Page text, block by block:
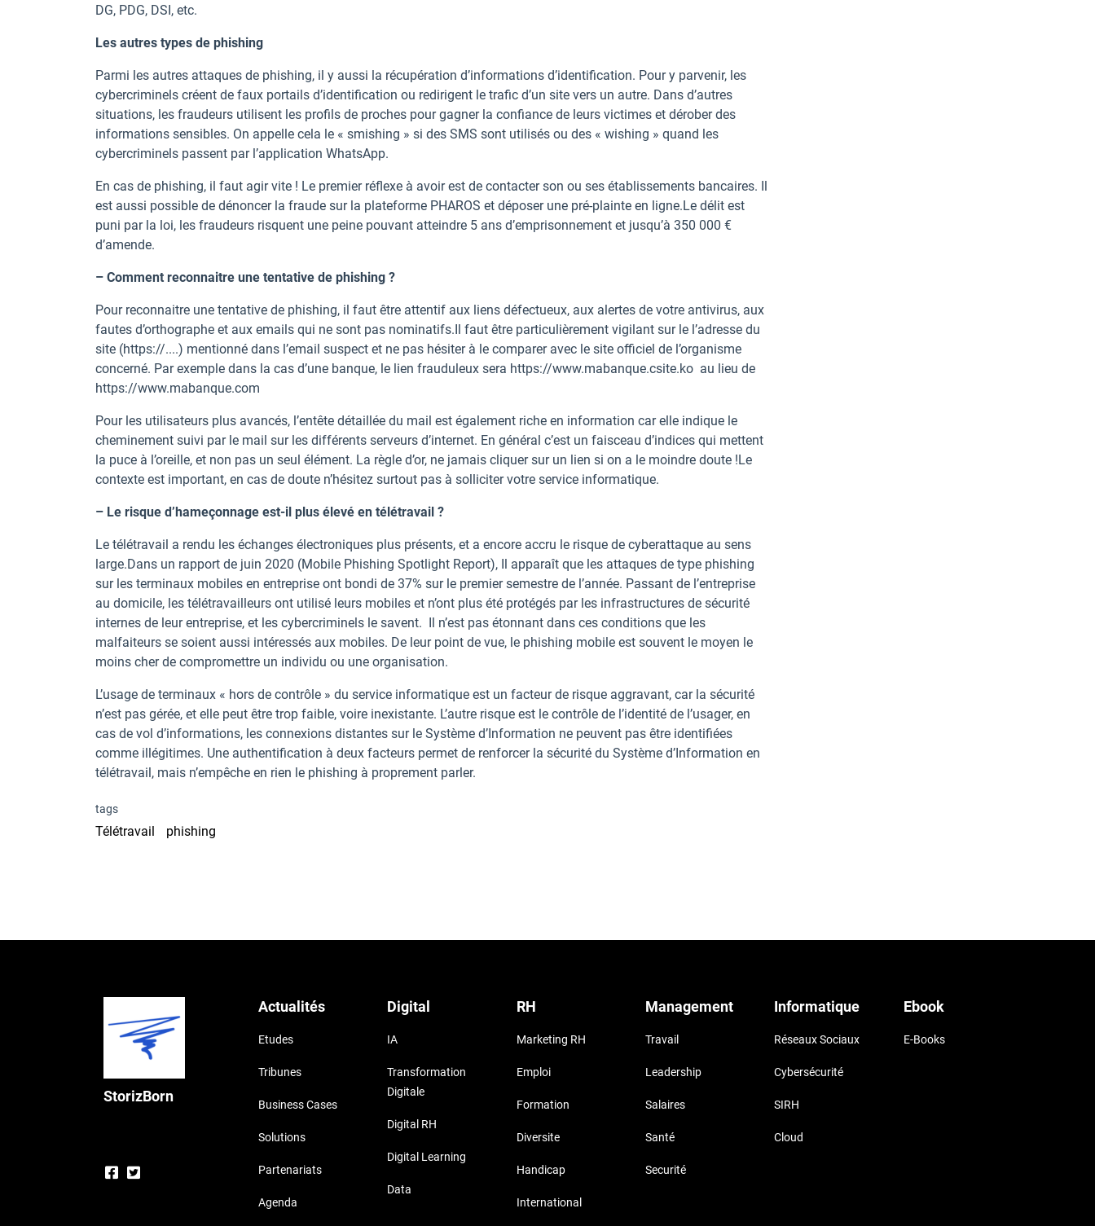
DG, PDG, DSI, etc.
Les autres types de phishing
Parmi les autres attaques de phishing, il y aussi la récupération d’informations d’identification. Pour y parvenir, les
cybercriminels créent de faux portails d’identification ou redirigent le trafic d’un site vers un autre. Dans d’autres
situations, les fraudeurs utilisent les profils de proches pour gagner la confiance de leurs victimes et dérober des
informations sensibles. On appelle cela le « smishing » si des SMS sont utilisés ou des « wishing » quand les
cybercriminels passent par l’application WhatsApp.
En cas de phishing, il faut agir vite ! Le premier réflexe à avoir est de contacter son ou ses établissements bancaires. Il
est aussi possible de dénoncer la fraude sur la plateforme PHAROS et déposer une pré-plainte en ligne.Le délit est
puni par la loi, les fraudeurs risquent une peine pouvant atteindre 5 ans d’emprisonnement et jusqu’à 350 000 €
d’amende.
– Comment reconnaitre une tentative de phishing ?
Pour reconnaitre une tentative de phishing, il faut être attentif aux liens défectueux, aux alertes de votre antivirus, aux
fautes d’orthographe et aux emails qui ne sont pas nominatifs.Il faut être particulièrement vigilant sur le l’adresse du
site (https://....) mentionné dans l’email suspect et ne pas hésiter à le comparer avec le site officiel de l’organisme
concerné. Par exemple dans la cas d’une banque, le lien frauduleux sera https://www.mabanque.csite.ko au lieu de
https://www.mabanque.com
Pour les utilisateurs plus avancés, l’entête détaillée du mail est également riche en information car elle indique le
cheminement suivi par le mail sur les différents serveurs d’internet. En général c’est un faisceau d’indices qui mettent
la puce à l’oreille, et non pas un seul élément. La règle d’or, ne jamais cliquer sur un lien si on a le moindre doute !Le
contexte est important, en cas de doute n’hésitez surtout pas à solliciter votre service informatique.
– Le risque d’hameçonnage est-il plus élevé en télétravail ?
Le télétravail a rendu les échanges électroniques plus présents, et a encore accru le risque de cyberattaque au sens
large.Dans un rapport de juin 2020 (Mobile Phishing Spotlight Report), Il apparaît que les attaques de type phishing
sur les terminaux mobiles en entreprise ont bondi de 37% sur le premier semestre de l’année. Passant de l’entreprise
au domicile, les télétravailleurs ont utilisé leurs mobiles et n’ont plus été protégés par les infrastructures de sécurité
internes de leur entreprise, et les cybercriminels le savent. Il n’est pas étonnant dans ces conditions que les
malfaiteurs se soient aussi intéressés aux mobiles. De leur point de vue, le phishing mobile est souvent le moyen le
moins cher de compromettre un individu ou une organisation.
L’usage de terminaux « hors de contrôle » du service informatique est un facteur de risque aggravant, car la sécurité
n’est pas gérée, et elle peut être trop faible, voire inexistante. L’autre risque est le contrôle de l’identité de l’usager, en
cas de vol d’informations, les connexions distantes sur le Système d’Information ne peuvent pas être identifiées
comme illégitimes. Une authentification à deux facteurs permet de renforcer la sécurité du Système d’Information en
télétravail, mais n’empêche en rien le phishing à proprement parler.
tags
Télétravail phishing
StorizBorn
Actualités
Etudes
Tribunes
Business Cases
Solutions
Partenariats
Agenda
Digital
IA
Transformation
Digitale
Digital RH
Digital Learning
Data
RH
Marketing RH
Emploi
Formation
Diversite
Handicap
International
Management
Travail
Leadership
Salaires
Santé
Securité
Informatique
Réseaux Sociaux
Cybersécurité
SIRH
Cloud
Ebook
E-Books